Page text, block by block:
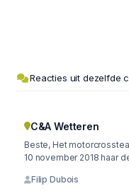
Reacties uit dezelfde
C&A Wetteren
Beste, Het motorcrossteam MX HALVE GAAZE organiseert op 09 en
10 november 2018 haar
Filip Dubois